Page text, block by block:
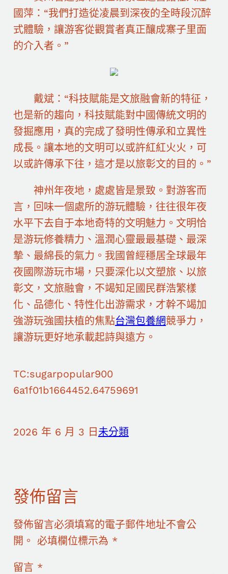
國萍：“我們打造從凌晨到深夜的全時段沉醉
式體驗，讓游客從觀賞者真正釀成寨子里面
的介入者。”
戴斌：“科技賦能是文旅融會新的特征，
也是新的趨向，科技賦能對中國傳統文明的
發掘應用，真的完成了發明性傳承和立異性
成長。讓本地的文明可以或許紅紅火火，可
以或許傳承下往，這才是以旅彰文的目的。”
神州年夜地，處處皆是景致。對游客而
言，回味一個處所的游玩體驗，往往很年夜
水平下去自于本地奇特的文明魅力。文明恰
是游玩修養精力、溫潤心靈最最基礎、最深
摯、最綿長的氣力。我國曾經穩居全球最年
夜國際游玩市場，只要深化以文塑旅、以旅
彰文，文旅融會，不竭知足國民群浩繁樣
化、品德化、特性化出游需求，才幹不竭加
強游玩強國扶植的焦點台灣包養網競爭力，
讓游玩更好地承載起詩與遠方。
TC:sugarpopular900
6a1f01b1664452.64759691
2026 年 6 月 3 日 未分類
發佈留言
發佈留言必須填寫的電子郵件地址不會公
開。 必填欄位標示為 *
留言 *